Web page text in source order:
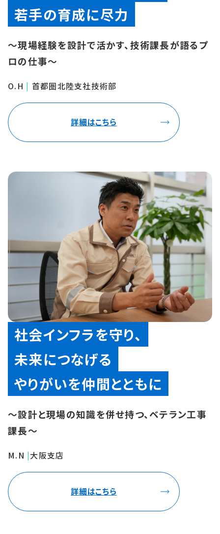
若手の育成に尽力
〜現場経験を設計で活かす、技術課長が語るプ
ロの仕事〜
O.H | 首都圏北陸支社技術部
詳細はこちら
社会インフラを守り、
未来につなげる
やりがいを仲間とともに
〜設計と現場の知識を併せ持つ、ベテラン工事
課長〜
M.N |大阪支店
詳細はこちら